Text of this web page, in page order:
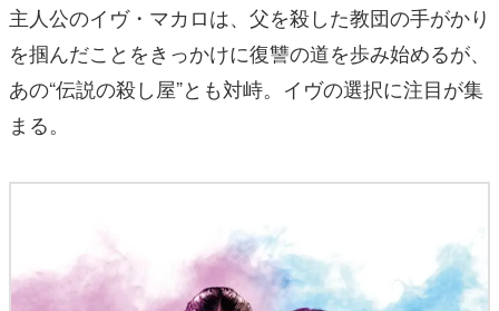
主人公のイヴ・マカロは、父を殺した教団の手がかり
を掴んだことをきっかけに復讐の道を歩み始めるが、
あの“伝説の殺し屋”とも対峙。イヴの選択に注目が集
まる。